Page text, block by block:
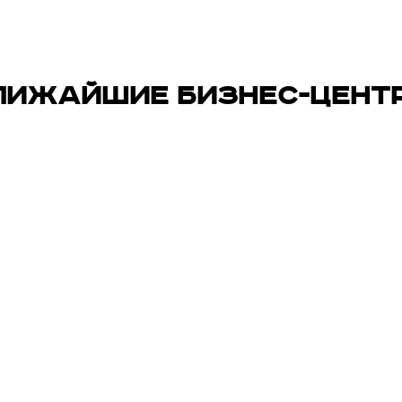
БИЗНЕС-